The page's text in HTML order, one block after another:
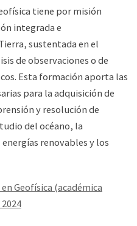
tiene por misión
integrada e
sustentada en el
de observaciones o de
Esta formación aporta las
para la adquisición de
y resolución de
del océano, la
renovables y los
Geofísica (académica